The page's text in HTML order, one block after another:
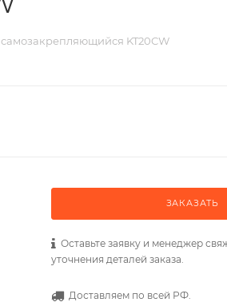
KT20CW
ЗАКАЗАТЬ
Оставьте заявку и менеджер
уточнения деталей заказа.
Доставляем по всей РФ.